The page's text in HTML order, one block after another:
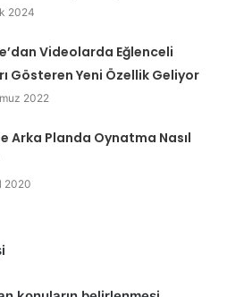
2024
Videolarda Eğlenceli
Gösteren Yeni Özellik Geliyor
2022
Arka Planda Oynatma Nasıl
2020